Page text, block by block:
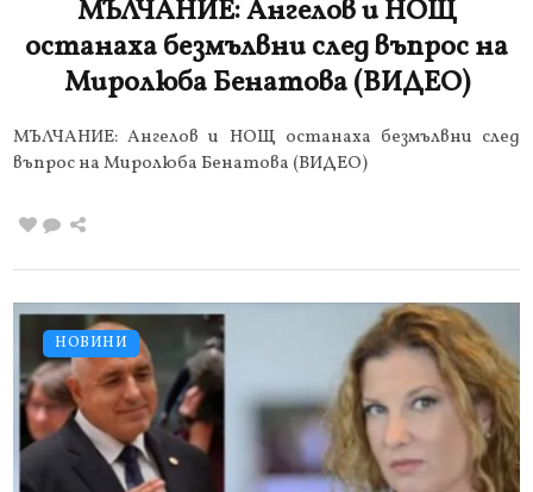
МЪЛЧАНИЕ: Ангелов и НОЩ
останаха безмълвни след въпрос на
Миролюба Бенатова (ВИДЕО)
МЪЛЧАНИЕ: Ангелов и НОЩ останаха безмълвни след
въпрос на Миролюба Бенатова (ВИДЕО)
НОВИНИ